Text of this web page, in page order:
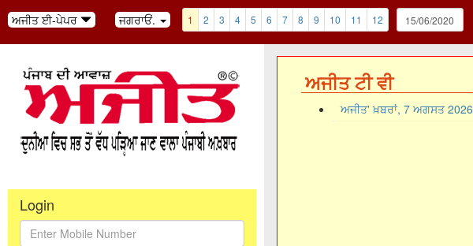
ਅਜੀਤ ਈ-ਪੇਪਰ ਜਗਰਾਓਂ. 1 2 3 4 5 6 7 8 9 10 11 12
Login
ਅਜੀਤ ਟੀ ਵੀ
ਅਜੀਤ' ਖ਼ਬਰਾਂ, 7 ਅਗਸਤ 2026